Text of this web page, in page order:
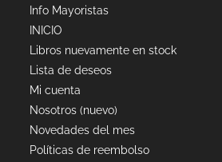
Info Mayoristas
INICIO
Libros nuevamente en stock
Lista de deseos
Mi cuenta
Nosotros (nuevo)
Novedades del mes
Políticas de reembolso